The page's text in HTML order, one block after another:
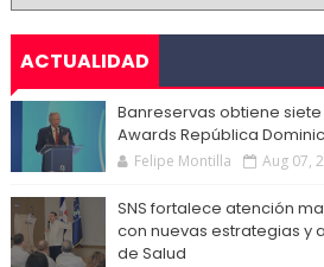
ACTUALIDAD
Banreservas obtiene
Awards República
Felipe Montilla Aug 07,
SNS fortalece atención
con nuevas estrategias y
de Salud